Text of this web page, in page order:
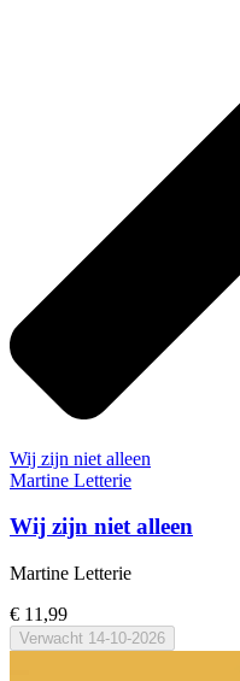
Wij zijn niet alleen
Martine Letterie
Wij zijn niet alleen
Martine Letterie
€ 11,99
Verwacht 14-10-2026